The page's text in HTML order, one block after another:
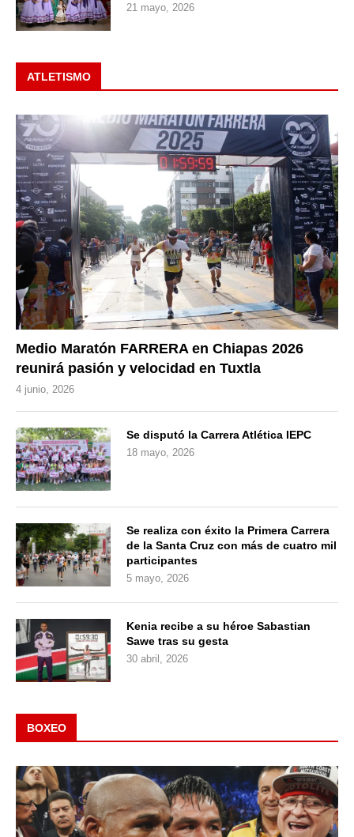
21 mayo, 2026
ATLETISMO
Medio Maratón FARRERA en Chiapas 2026
reunirá pasión y velocidad en Tuxtla
4 junio, 2026
Se disputó la Carrera Atlética IEPC
18 mayo, 2026
Se realiza con éxito la Primera Carrera
de la Santa Cruz con más de cuatro mil
participantes
5 mayo, 2026
Kenia recibe a su héroe Sabastian
Sawe tras su gesta
30 abril, 2026
BOXEO